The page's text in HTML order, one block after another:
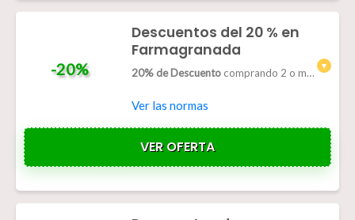
-20%
Descuentos del 20 % en
Farmagranada
20% de Descuentocomprando 2 o más solares Neutrogena
Ver las normas
VER OFERTA